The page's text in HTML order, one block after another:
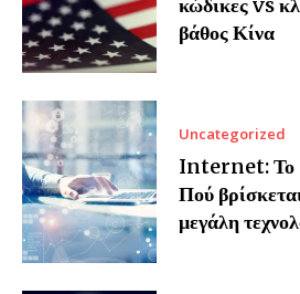
βάθος Κίνα
Uncategorized
Internet: Το
Πού
μεγάλη